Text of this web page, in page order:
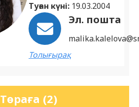
Туған күні: 19.03.2004
Эл. пошта
Толығырақ
Төраға (2)